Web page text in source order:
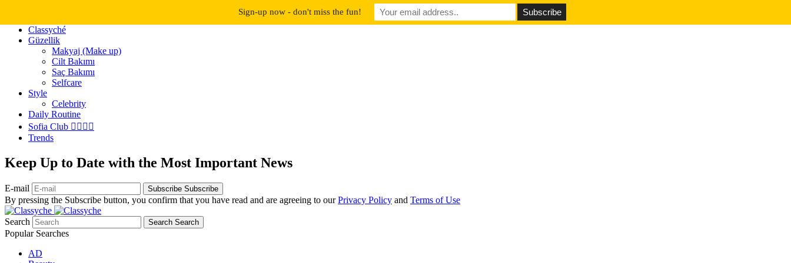
Classyché
Güzellik
Makyaj (Make up)
Cilt Bakımı
Saç Bakımı
Selfcare
Style
Celebrity
Daily Routine
Sofia Club 👩‍❤️‍💋‍👨
Trends
Keep Up to Date with the Most Important News
E-mail Subscribe Subscribe
By pressing the Subscribe button, you confirm that you have read and are agreeing to ourPrivacy Policy and Terms of Use
Search Search Search
Popular Searches
AD
Sign-up now - don't miss the fun!